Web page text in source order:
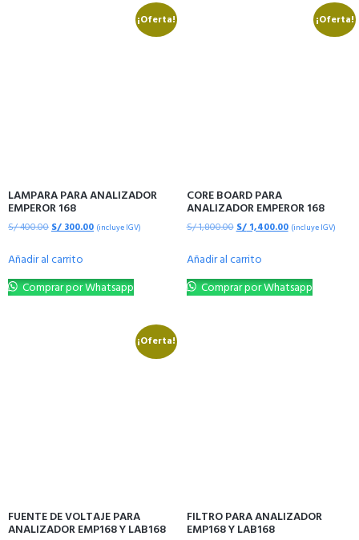
¡Oferta!
LAMPARA PARA ANALIZADOR
EMPEROR 168
S/400.00 S/ 300.00 (incluye IGV)
Añadir al carrito
Comprar por Whatsapp
¡Oferta!
CORE BOARD PARA
ANALIZADOR EMPEROR 168
S/1,800.00 S/1,400.00 (incluye IGV)
Añadir al carrito
Comprar por Whatsapp
¡Oferta!
FUENTE DE VOLTAJE PARA
ANALIZADOR EMP168 Y LAB168
FILTRO PARA ANALIZADOR
EMP168 Y LAB168